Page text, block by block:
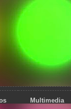
Multimedia